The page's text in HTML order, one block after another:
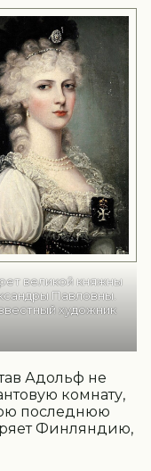
великой княжны
Павловны.
художник
Адольф не
комнату,
последнюю
Финляндию,